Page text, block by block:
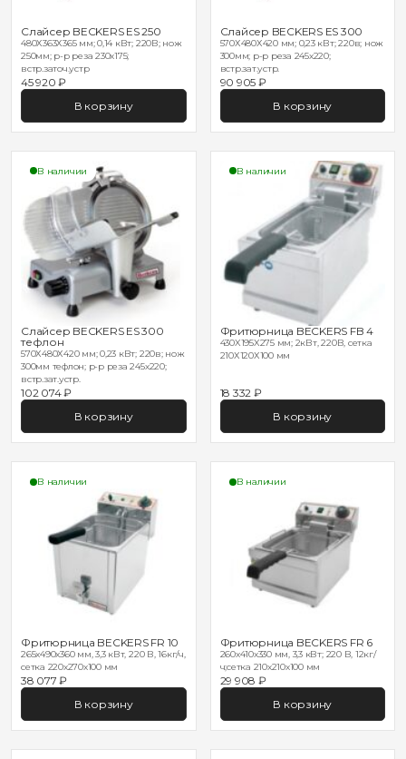
Слайсер BECKERS ES 250
480Х363Х365 мм; 0,14 кВт; 220В; нож
250мм; р-р реза 230х175;
встр.заточ.устр
45 920 ₽
В корзину
Слайсер BECKERS ES 300
570Х480Х420 мм; 0,23 кВт; 220в; нож
300мм; р-р реза 245х220;
встр.зат.устр.
90 905 ₽
В корзину
В наличии
Слайсер BECKERS ES 300
тефлон
570Х480Х420 мм; 0,23 кВт; 220в; нож
300мм тефлон; р-р реза 245х220;
встр.зат.устр.
102 074 ₽
В корзину
В наличии
Фритюрница BECKERS FB 4
430X195X275 мм; 2кВт, 220В, сетка
210Х120Х100 мм
18 332 ₽
В корзину
В наличии
Фритюрница BECKERS FR 10
265x490x360 мм, 3,3 кВт, 220 В, 16кг/ч,
сетка 220х270х100 мм
38 077 ₽
В корзину
В наличии
Фритюрница BECKERS FR 6
260x410x330 мм, 3,3 кВт; 220 В, 12кг/
ч;сетка 210х210х100 мм
29 908 ₽
В корзину